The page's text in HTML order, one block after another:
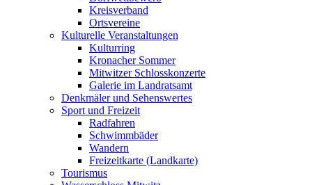
Kreisverband
Ortsvereine
Kulturelle Veranstaltungen
Kulturring
Kronacher Sommer
Mitwitzer Schlosskonzerte
Galerie im Landratsamt
Denkmäler und Sehenswertes
Sport und Freizeit
Radfahren
Schwimmbäder
Wandern
Freizeitkarte (Landkarte)
Tourismus